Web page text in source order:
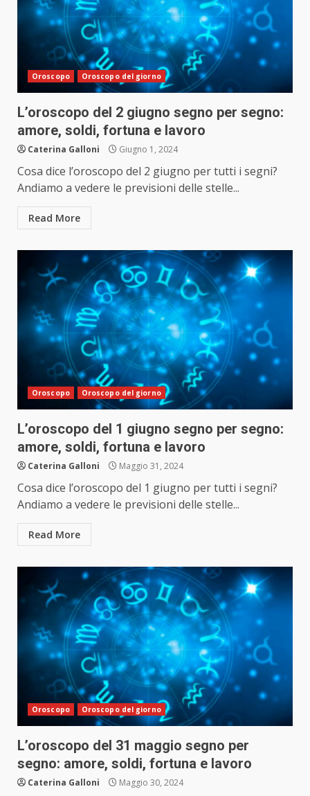
Oroscopo Oroscopo del giorno
L’oroscopo del 2 giugno segno per segno:
amore, soldi, fortuna e lavoro
Caterina Galloni Giugno 1, 2024
Cosa dice l’oroscopo del 2 giugno per tutti i segni?
Andiamo a vedere le previsioni delle stelle...
Read More
Oroscopo Oroscopo del giorno
L’oroscopo del 1 giugno segno per segno:
amore, soldi, fortuna e lavoro
Caterina Galloni Maggio 31, 2024
Cosa dice l’oroscopo del 1 giugno per tutti i segni?
Andiamo a vedere le previsioni delle stelle...
Read More
Oroscopo Oroscopo del giorno
L’oroscopo del 31 maggio segno per
segno: amore, soldi, fortuna e lavoro
Caterina Galloni Maggio 30, 2024